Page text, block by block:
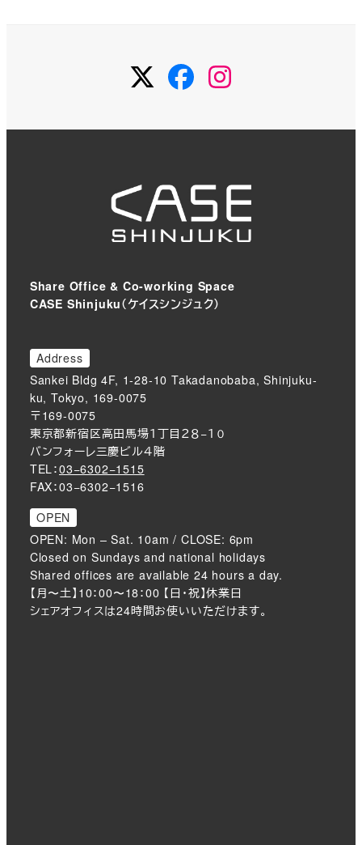
TwitterFacebook
Share Office & Co-working Space
CASE Shinjuku（ケイスシンジュク）
Address
Sankei Bldg 4F, 1-28-10 Takadanobaba, Shinjuku-
ku, Tokyo, 169-0075
〒169-0075
東京都新宿区高田馬場１丁目２８−１０
バンフォーレ三慶ビル４階
TEL：03−6302−1515
FAX：03−6302−1516
OPEN
OPEN: Mon – Sat. 10am / CLOSE: 6pm
Closed on Sundays and national holidays
Shared offices are available 24 hours a day.
【月〜土】10：00〜18：00 【日・祝】休業日
シェアオフィスは24時間お使いいただけます。